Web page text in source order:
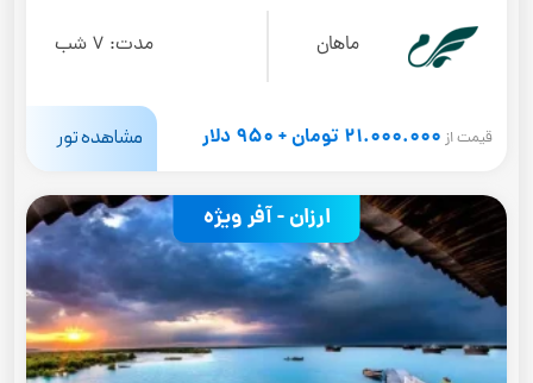
ماهان مدت: 7 شب
قیمت از 21.000.000 تومان + 950 دلار مشاهده تور
ارزان - آفر ویژه